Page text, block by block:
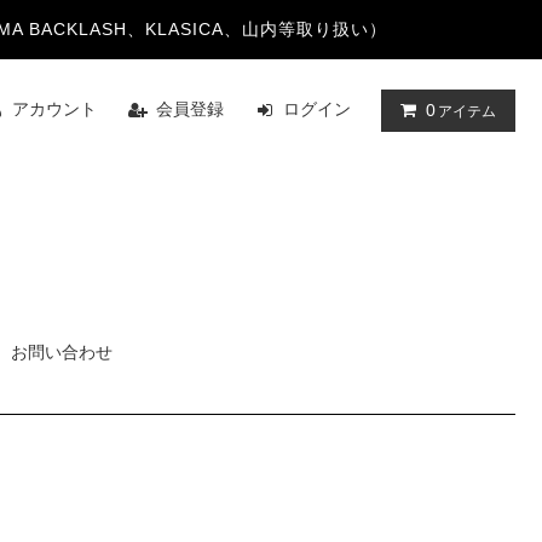
BACKLASH、KLASICA、山内等取り扱い）
アカウント 会員登録 ログイン 0 アイテム
お問い合わせ